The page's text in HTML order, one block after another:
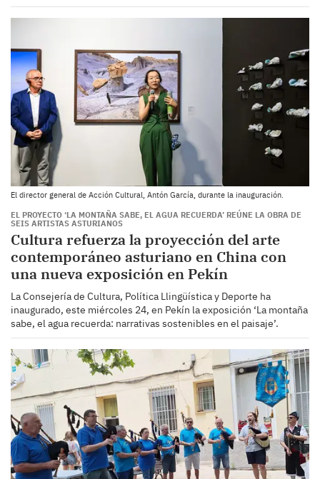
El director general de Acción Cultural, Antón García, durante la inauguración.
EL PROYECTO ‘LA MONTAÑA SABE, EL AGUA RECUERDA’ REÚNE LA OBRA DE
SEIS ARTISTAS ASTURIANOS
Cultura refuerza la proyección del arte
contemporáneo asturiano en China con
una nueva exposición en Pekín
La Consejería de Cultura, Política Llingüística y Deporte ha
inaugurado, este miércoles 24, en Pekín la exposición ‘La montaña
sabe, el agua recuerda: narrativas sostenibles en el paisaje’.